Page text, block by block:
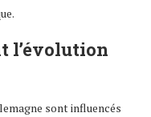
l’évolution
sont influencés